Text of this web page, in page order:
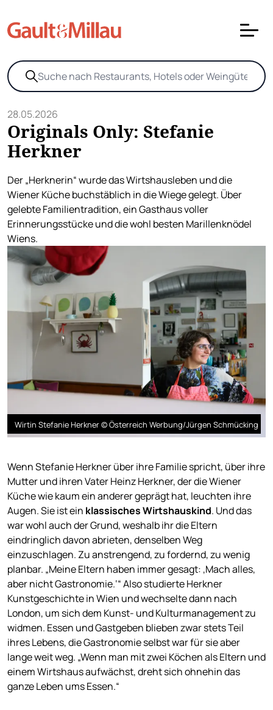
28.05.2026
Originals Only: Stefanie
Herkner
Der „Herknerin“ wurde das Wirtshausleben und die
Wiener Küche buchstäblich in die Wiege gelegt. Über
gelebte Familientradition, ein Gasthaus voller
Erinnerungsstücke und die wohl besten Marillenknödel
Wiens.
Wirtin Stefanie Herkner © Österreich Werbung/Jürgen Schmücking
Wenn Stefanie Herkner über ihre Familie spricht, über ihre
Mutter und ihren Vater Heinz Herkner, der die Wiener
Küche wie kaum ein anderer geprägt hat, leuchten ihre
Augen. Sie ist ein klassisches Wirtshauskind. Und das
war wohl auch der Grund, weshalb ihr die Eltern
eindringlich davon abrieten, denselben Weg
einzuschlagen. Zu anstrengend, zu fordernd, zu wenig
planbar. „Meine Eltern haben immer gesagt: ,Mach alles,
aber nicht Gastronomie.‘“ Also studierte Herkner
Kunstgeschichte in Wien und wechselte dann nach
London, um sich dem Kunst- und Kulturmanagement zu
widmen. Essen und Gastgeben blieben zwar stets Teil
ihres Lebens, die Gastronomie selbst war für sie aber
lange weit weg. „Wenn man mit zwei Köchen als Eltern und
einem Wirtshaus aufwächst, dreht sich ohnehin das
ganze Leben ums Essen.“